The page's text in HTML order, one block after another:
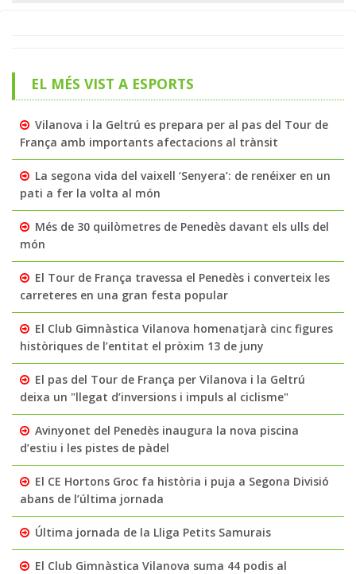
EL MÉS VIST A ESPORTS
Vilanova i la Geltrú es prepara per al pas del Tour de
França amb importants afectacions al trànsit
La segona vida del vaixell ‘Senyera’: de renéixer en un
pati a fer la volta al món
Més de 30 quilòmetres de Penedès davant els ulls del
món
El Tour de França travessa el Penedès i converteix les
carreteres en una gran festa popular
El Club Gimnàstica Vilanova homenatjarà cinc figures
històriques de l’entitat el pròxim 13 de juny
El pas del Tour de França per Vilanova i la Geltrú
deixa un "llegat d’inversions i impuls al ciclisme"
Avinyonet del Penedès inaugura la nova piscina
d’estiu i les pistes de pàdel
El CE Hortons Groc fa història i puja a Segona Divisió
abans de l’última jornada
Última jornada de la Lliga Petits Samurais
El Club Gimnàstica Vilanova suma 44 podis al